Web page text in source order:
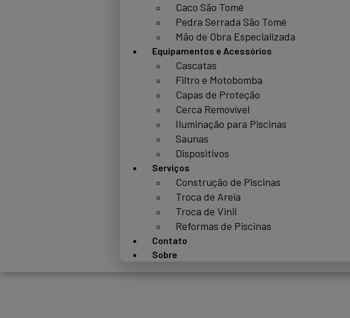
Caco São Tomé
Pedra Serrada São Tomé
Mão de Obra Especializada
Equipamentos e Acessórios
Cascatas
Filtro e Motobomba
Capas de Proteção
Cerca Removível
Iluminação para Piscinas
Saunas
Dispositivos
Serviços
Construção de Piscinas
Troca de Areia
Troca de Vinil
Reformas de Piscinas
Contato
Sobre